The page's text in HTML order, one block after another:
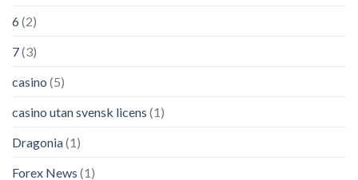
6(2)
7(3)
casino (5)
casino utan svensk licens (1)
Dragonia(1)
Forex News (1)